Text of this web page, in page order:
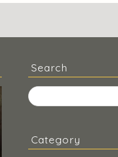
Search
Category